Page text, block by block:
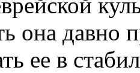
она давно
ее в